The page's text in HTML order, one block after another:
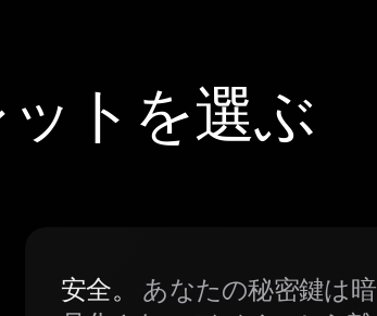
トを選ぶ
安全。
あなたの秘密鍵は暗